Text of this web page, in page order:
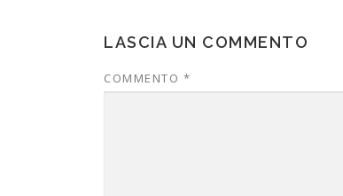
LASCIA UN COMMENTO
COMMENTO *